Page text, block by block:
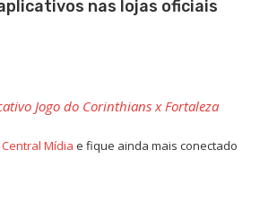
nas lojas oficiais
Jogo do Corinthians x Fortaleza
Central Mídia e fique ainda mais conectado